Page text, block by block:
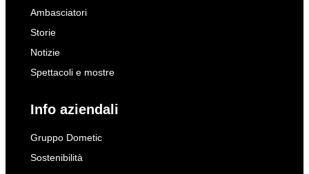
Ambasciatori
Storie
Notizie
Spettacoli e mostre
Info aziendali
Gruppo Dometic
Sostenibilità